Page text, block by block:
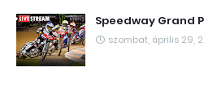
Speedway Grand
szombat, április 29,